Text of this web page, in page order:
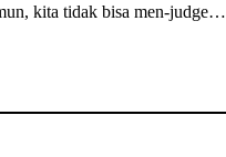
kita tidak bisa men-judge…